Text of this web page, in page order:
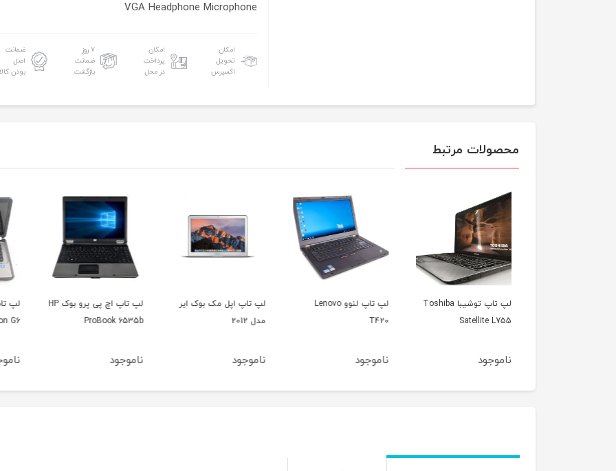
VGA Headphone Microphone
امکان
تحویل
اکسپرس
امکان
پرداخت
در محل
۷ روز
ضمانت
بازگشت
ضمانت
اصل
بودن کالا
محصولات مرتبط
لپ تاپ لنوو Lenovo
T420
ناموجود
لپ تاپ اپل مک بوک ایر
مدل 2012
ناموجود
ProBook 6535b
ناموجود
لپ تاپ اچ پی پاویلیون
HP Pavilion G6
ناموجود